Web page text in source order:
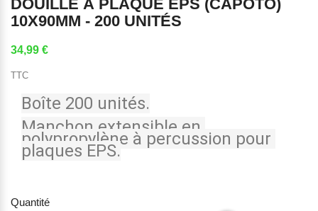
DOUILLE À PLAQUE EPS (CAPOTO)
10X90MM - 200 UNITÉS
34,99 €
TTC
Boîte 200 unités.
Manchon extensible en
polypropylène à percussion pour
plaques EPS.
Quantité